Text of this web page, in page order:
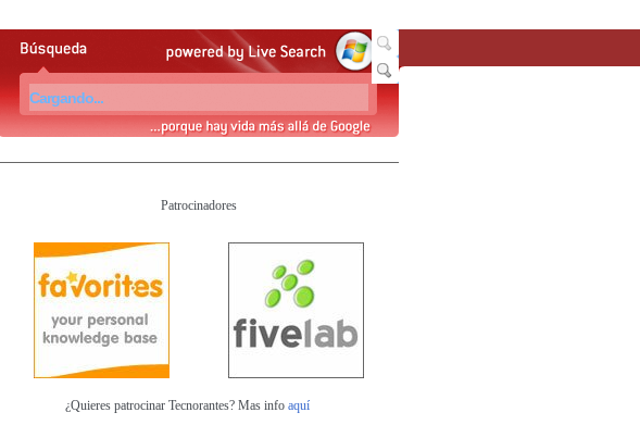
Patrocinadores
¿Quieres patrocinar Tecnorantes? Mas info aquí